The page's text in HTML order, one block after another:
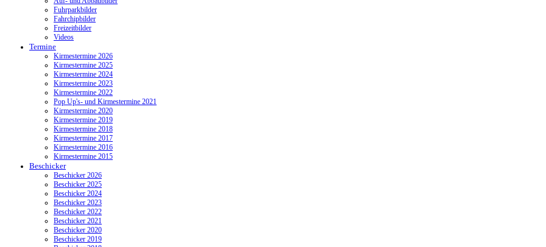
Fuhrparkbilder
Fahrchipbilder
Freizeitbilder
Videos
Termine
Kirmestermine 2026
Kirmestermine 2025
Kirmestermine 2024
Kirmestermine 2023
Kirmestermine 2022
Pop Up's- und Kirmestermine 2021
Kirmestermine 2020
Kirmestermine 2019
Kirmestermine 2018
Kirmestermine 2017
Kirmestermine 2016
Kirmestermine 2015
Beschicker
Beschicker 2026
Beschicker 2025
Beschicker 2024
Beschicker 2023
Beschicker 2022
Beschicker 2021
Beschicker 2020
Beschicker 2019